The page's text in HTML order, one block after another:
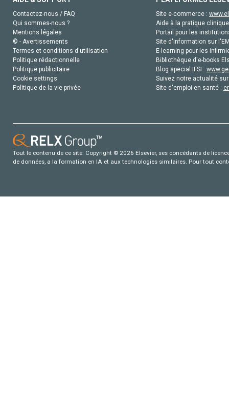
Contactez-nous / FAQ
Qui sommes-nous ?
Mentions légales
© - Avertissements
Termes et conditions d'utilisation
Politique rédactionnelle
Politique publicitaire
Cookie settings
Politique de la vie privée
Site e-commerce :
Aide à la pratique
Portail pour les
Site d'information sur
E-learning pour les
Bibliothèque d'e-books
Blog special IFSI :
Suivez notre actualité
Site d'emploi en santé :
Tout le contenu de ce site: Copyright © 2026 Elsevier, ses concédants de
de données, a la formation en IA et aux technologies similaires. Pour tout